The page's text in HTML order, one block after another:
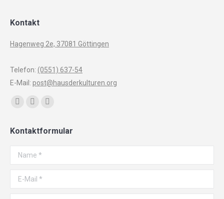
Kontakt
Hagenweg 2e, 37081 Göttingen
Telefon: (0551) 637-54
E-Mail: post@hausderkulturen.org
Finden Sie uns auf:
opens
in
new
window
opens
in
new
window
opens
in
window
Kontaktformular
Name *
E-Mail *